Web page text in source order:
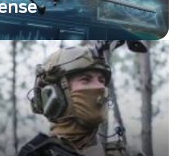
de la situation
d’imagerie avancées